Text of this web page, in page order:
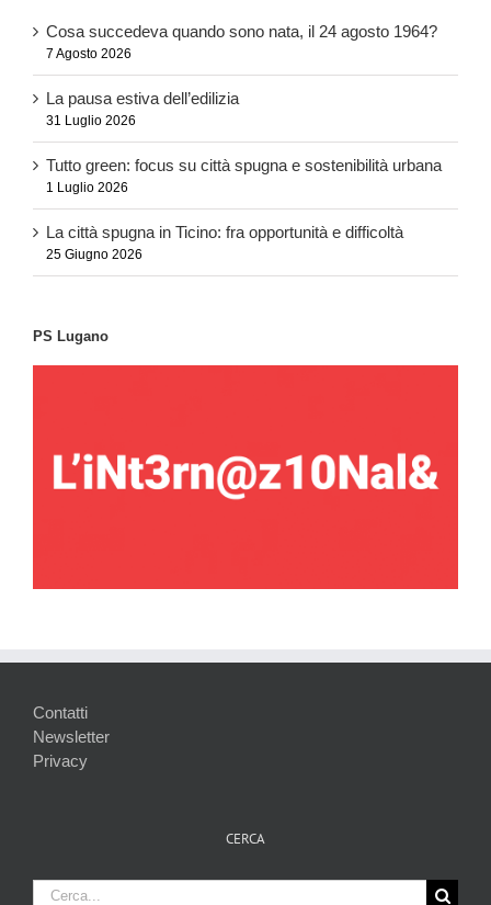
Cosa succedeva quando sono nata, il 24 agosto 1964?
7 Agosto 2026
La pausa estiva dell’edilizia
31 Luglio 2026
Tutto green: focus su città spugna e sostenibilità urbana
1 Luglio 2026
La città spugna in Ticino: fra opportunità e difficoltà
25 Giugno 2026
PS Lugano
Contatti
Newsletter
Privacy
CERCA
Cerca